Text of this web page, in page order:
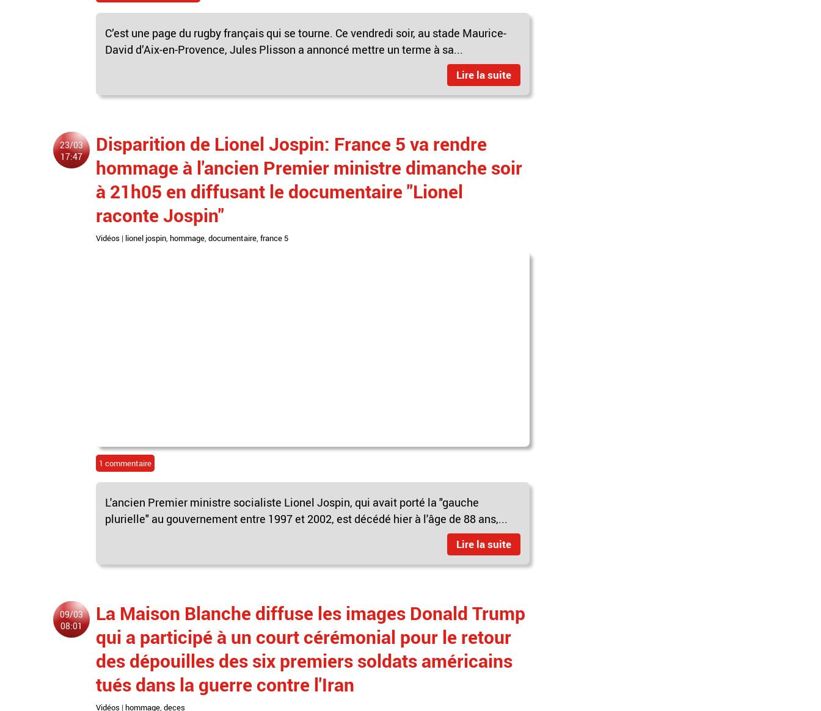
C’est une page du rugby français qui se tourne. Ce vendredi soir, au stade Maurice-
David d’Aix-en-Provence, Jules Plisson a annoncé mettre un terme à sa...
Lire la suite
23/03
17:47
Disparition de Lionel Jospin: France 5 va rendre
hommage à l'ancien Premier ministre dimanche soir
à 21h05 en diffusant le documentaire "Lionel
raconte Jospin"
Vidéos | lionel jospin hommage documentaire france 5
1 commentaire
L'ancien Premier ministre socialiste Lionel Jospin, qui avait porté la "gauche
plurielle" au gouvernement entre 1997 et 2002, est décédé hier à l'âge de 88 ans,...
Lire la suite
09/03
08:01
La Maison Blanche diffuse les images Donald Trump
qui a participé à un court cérémonial pour le retour
des dépouilles des six premiers soldats américains
tués dans la guerre contre l'Iran
Vidéos | hommage, deces